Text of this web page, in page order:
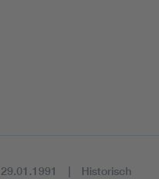
29.01.1991 Historisch